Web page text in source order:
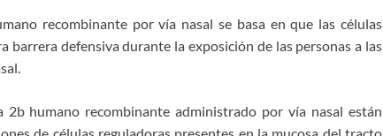
recombinante por vía nasal se basa en que las células
barrera defensiva durante la exposición de las personas a las
humano recombinante administrado por vía nasal están